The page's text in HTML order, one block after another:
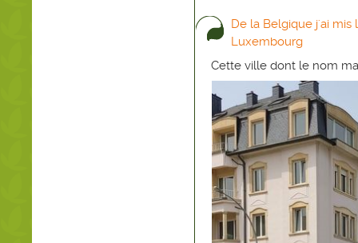
De la Belgique j'ai mis
Luxembourg
Cette ville dont le nom